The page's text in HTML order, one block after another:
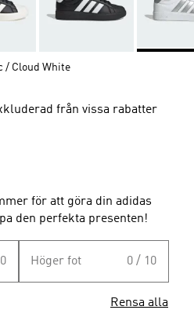
/ Cloud White
från vissa rabatter
för att göra din adidas
den perfekta presenten!
Höger fot 0 / 10
Rensa alla